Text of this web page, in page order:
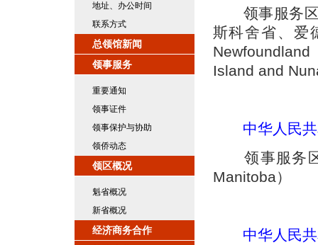
地址、办公时间
联系方式
总领馆新闻
领事服务
重要通知
领事证件
领事保护与协助
领侨动态
领区概况
魁省概况
新省概况
经济商务合作
领事服务区
斯科舍省、爱
Island and
中华人民
领事服务区
Manitoba）
中华人民